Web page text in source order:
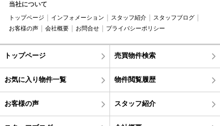
当社について
トップページ インフォメーション スタッフ紹介
スタッフブログ
お客様の声
会社概要 お問合せ プライバシーポリシー
トップページ 売買物件検索
お気に入り物件一覧 物件閲覧履歴
お客様の声 スタッフ紹介